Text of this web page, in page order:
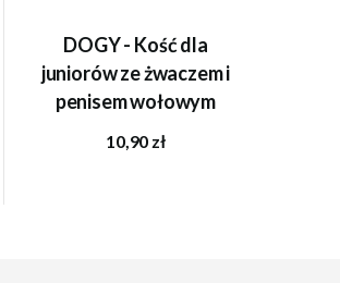
DOGY - Kość dla
juniorów ze żwaczem i
penisem wołowym
10,90 zł